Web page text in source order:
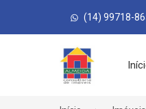
(14) 99718-
Página inicial